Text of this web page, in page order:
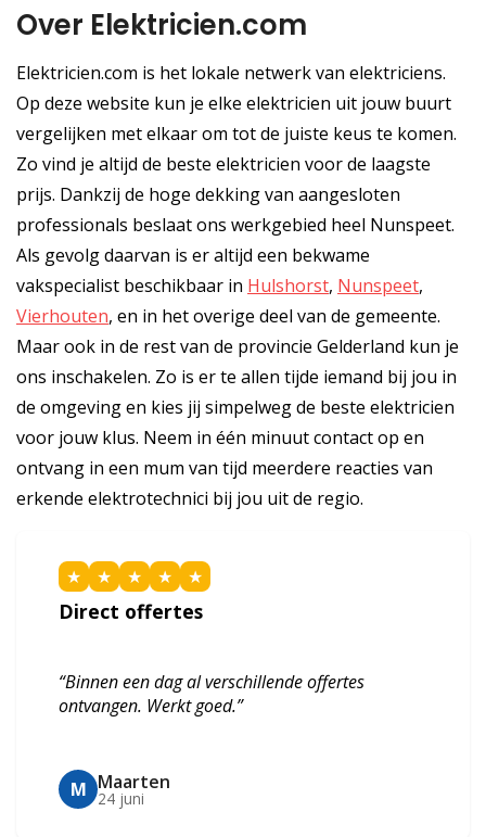
Over Elektricien.com
Elektricien.com is het lokale netwerk van elektriciens.
Op deze website kun je elke elektricien uit jouw buurt
vergelijken met elkaar om tot de juiste keus te komen.
Zo vind je altijd de beste elektricien voor de laagste
prijs. Dankzij de hoge dekking van aangesloten
professionals beslaat ons werkgebied heel Nunspeet.
Als gevolg daarvan is er altijd een bekwame
vakspecialist beschikbaar in Hulshorst, Nunspeet,
Vierhouten, en in het overige deel van de gemeente.
Maar ook in de rest van de provincie Gelderland kun je
ons inschakelen. Zo is er te allen tijde iemand bij jou in
de omgeving en kies jij simpelweg de beste elektricien
voor jouw klus. Neem in één minuut contact op en
ontvang in een mum van tijd meerdere reacties van
erkende elektrotechnici bij jou uit de regio.
★ ★ ★ ★ ★
Direct offertes
“Binnen een dag al verschillende offertes
ontvangen. Werkt goed.”
M Maarten
24 juni